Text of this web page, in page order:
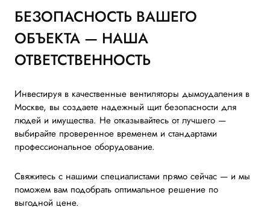
БЕЗОПАСНОСТЬ ВАШЕГО
ОБЪЕКТА — НАША
ОТВЕТСТВЕННОСТЬ
Инвестируя в качественные вентиляторы дымоудаления в
Москве, вы создаете надежный щит безопасности для
людей и имущества. Не отказывайтесь от лучшего —
выбирайте проверенное временем и стандартами
профессиональное оборудование.
Свяжитесь с нашими специалистами прямо сейчас — и мы
поможем вам подобрать оптимальное решение по
выгодной цене.